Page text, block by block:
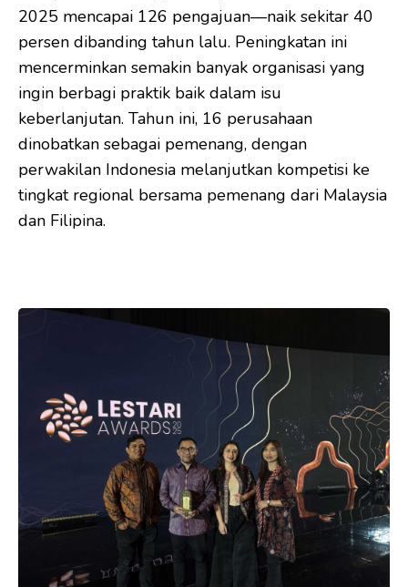
2025 mencapai 126 pengajuan—naik sekitar 40
persen dibanding tahun lalu. Peningkatan ini
mencerminkan semakin banyak organisasi yang
ingin berbagi praktik baik dalam isu
keberlanjutan. Tahun ini, 16 perusahaan
dinobatkan sebagai pemenang, dengan
perwakilan Indonesia melanjutkan kompetisi ke
tingkat regional bersama pemenang dari Malaysia
dan Filipina.